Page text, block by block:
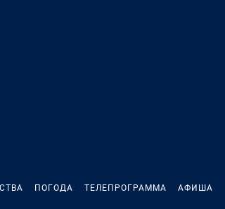
ПОГОДА ТЕЛЕПРОГРАММА АФИША